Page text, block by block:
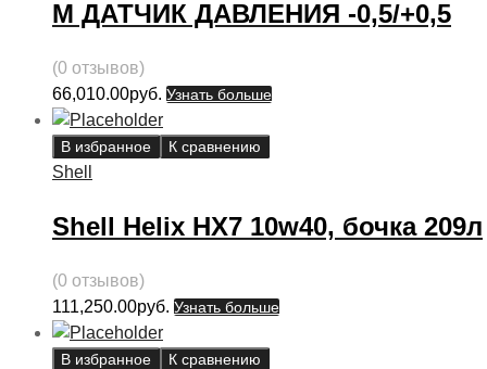
М ДАТЧИК ДАВЛЕНИЯ -0,5/+0,5
(0 отзывов)
66,010.00руб. Узнать больше
В избранное К сравнению
Shell
Shell Helix HX7 10w40, бочка 209л
(0 отзывов)
111,250.00руб. Узнать больше
В избранное К сравнению